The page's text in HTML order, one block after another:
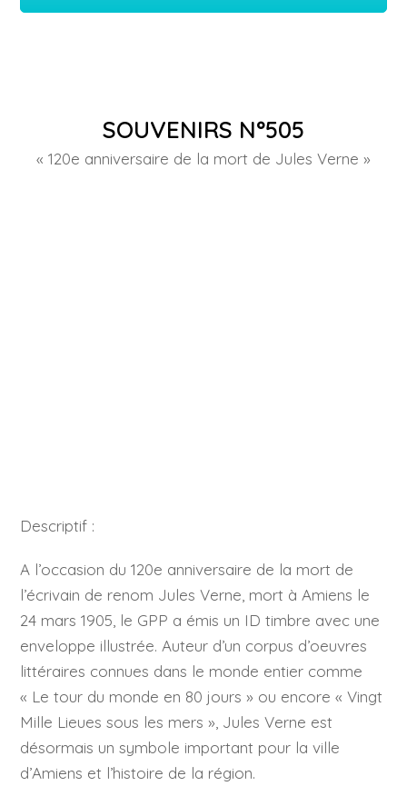
SOUVENIRS N°505
« 120e anniversaire de la mort de Jules Verne »
Descriptif :
A l’occasion du 120e anniversaire de la mort de
l’écrivain de renom Jules Verne, mort à Amiens le
24 mars 1905, le GPP a émis un ID timbre avec une
enveloppe illustrée. Auteur d’un corpus d’oeuvres
littéraires connues dans le monde entier comme
« Le tour du monde en 80 jours » ou encore « Vingt
Mille Lieues sous les mers », Jules Verne est
désormais un symbole important pour la ville
d’Amiens et l’histoire de la région.